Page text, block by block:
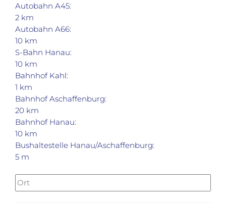
Autobahn A45:
2 km
Autobahn A66:
10 km
S-Bahn Hanau:
10 km
Bahnhof Kahl:
1 km
Bahnhof Aschaffenburg:
20 km
Bahnhof Hanau:
10 km
Bushaltestelle Hanau/Aschaffenburg:
5 m